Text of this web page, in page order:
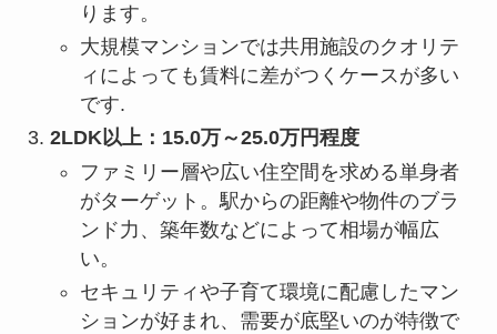
ります。
大規模マンションでは共用施設のクオリテ
ィによっても賃料に差がつくケースが多い
です.
2LDK以上：15.0万～25.0万円程度
ファミリー層や広い住空間を求める単身者
がターゲット。駅からの距離や物件のブラ
ンド力、築年数などによって相場が幅広
い。
セキュリティや子育て環境に配慮したマン
ションが好まれ、需要が底堅いのが特徴で